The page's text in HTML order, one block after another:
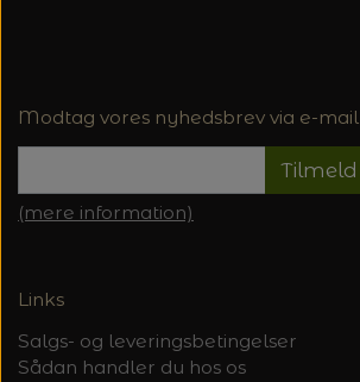
Modtag vores nyhedsbrev via e-mail
Tilmeld
(mere information)
Links
Salgs- og leveringsbetingelser
Sådan handler du hos os